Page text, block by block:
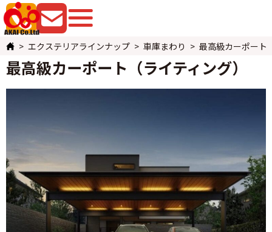
エクステリアラインナップ 車庫まわり 最高級カーポート
最高級カーポート（ライティング）